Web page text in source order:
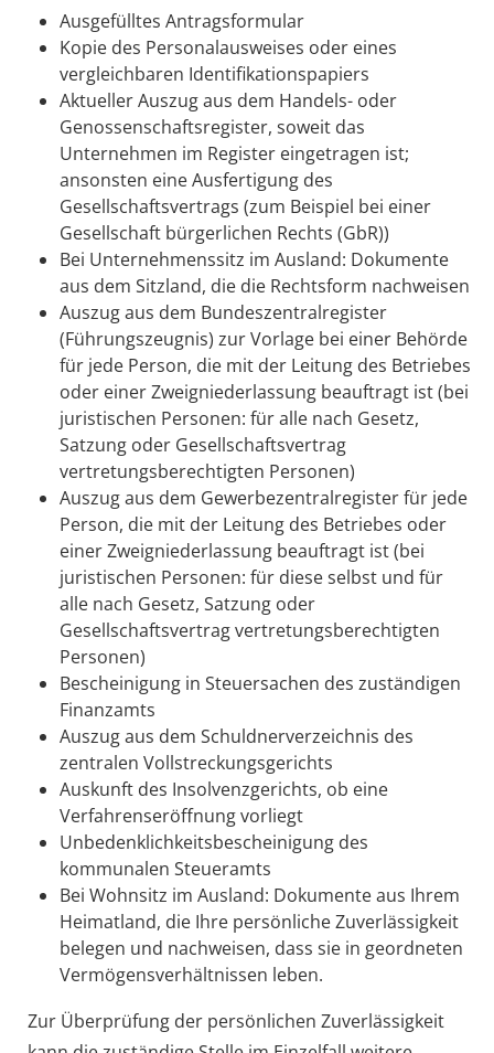
Ausgefülltes Antragsformular
Kopie des Personalausweises oder eines
vergleichbaren Identifikationspapiers
Aktueller Auszug aus dem Handels- oder
Genossenschaftsregister, soweit das
Unternehmen im Register eingetragen ist;
ansonsten eine Ausfertigung des
Gesellschaftsvertrags (zum Beispiel bei einer
Gesellschaft bürgerlichen Rechts (GbR))
Bei Unternehmenssitz im Ausland: Dokumente
aus dem Sitzland, die die Rechtsform nachweisen
Auszug aus dem Bundeszentralregister
(Führungszeugnis) zur Vorlage bei einer Behörde
für jede Person, die mit der Leitung des Betriebes
oder einer Zweigniederlassung beauftragt ist (bei
juristischen Personen: für alle nach Gesetz,
Satzung oder Gesellschaftsvertrag
vertretungsberechtigten Personen)
Auszug aus dem Gewerbezentralregister für jede
Person, die mit der Leitung des Betriebes oder
einer Zweigniederlassung beauftragt ist (bei
juristischen Personen: für diese selbst und für
alle nach Gesetz, Satzung oder
Gesellschaftsvertrag vertretungsberechtigten
Personen)
Bescheinigung in Steuersachen des zuständigen
Finanzamts
Auszug aus dem Schuldnerverzeichnis des
zentralen Vollstreckungsgerichts
Auskunft des Insolvenzgerichts, ob eine
Verfahrenseröffnung vorliegt
Unbedenklichkeitsbescheinigung des
kommunalen Steueramts
Bei Wohnsitz im Ausland: Dokumente aus Ihrem
Heimatland, die Ihre persönliche Zuverlässigkeit
belegen und nachweisen, dass sie in geordneten
Vermögensverhältnissen leben.
Zur Überprüfung der persönlichen Zuverlässigkeit